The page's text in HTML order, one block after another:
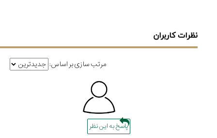
نظرات کاربران
مرتب سازی بر اساس:
پاسخ به این نظر